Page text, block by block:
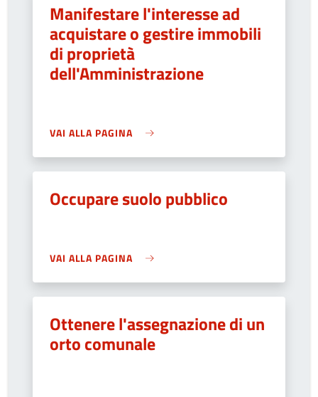
Manifestare l'interesse ad
acquistare o gestire immobili
di proprietà
dell'Amministrazione
VAI ALLA PAGINA
Occupare suolo pubblico
VAI ALLA PAGINA
Ottenere l'assegnazione di un
orto comunale